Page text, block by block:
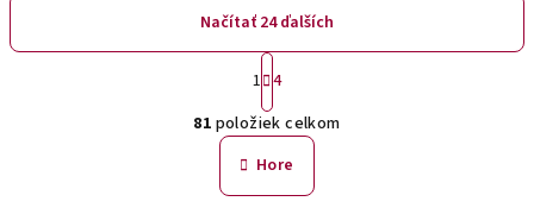
O
v
l
á
Načítať 24 ďalších
S
t
r
á
n
k
o
1 4
81 položiek celkom
Hore